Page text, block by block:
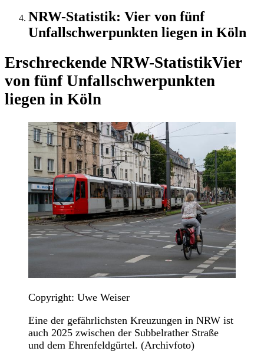
NRW-Statistik: Vier von fünf
Unfallschwerpunkten liegen in Köln
Erschreckende NRW-StatistikVier
von fünf Unfallschwerpunkten
liegen in Köln
Copyright: Uwe Weiser
Eine der gefährlichsten Kreuzungen in NRW ist
auch 2025 zwischen der Subbelrather Straße
und dem Ehrenfeldgürtel. (Archivfoto)